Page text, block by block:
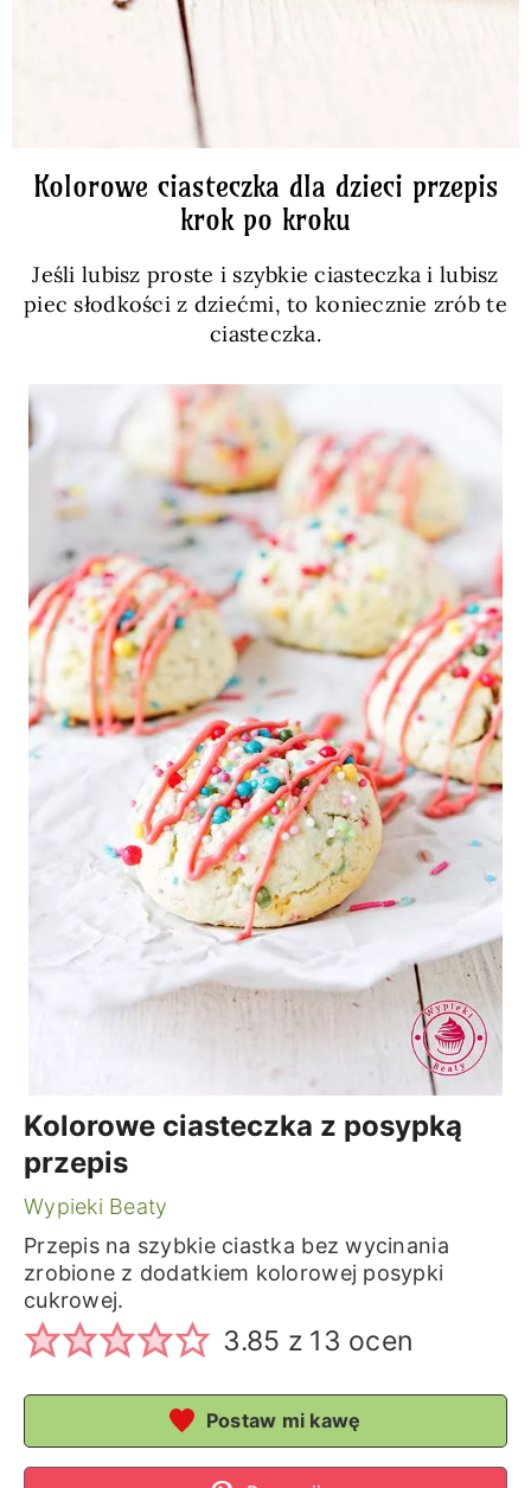
Kolorowe ciasteczka dla dzieci przepis
krok po kroku
Jeśli lubisz proste i szybkie ciasteczka i lubisz
piec słodkości z dziećmi, to koniecznie zrób te
ciasteczka.
Kolorowe ciasteczka z posypką
przepis
Wypieki Beaty
Przepis na szybkie ciastka bez wycinania
zrobione z dodatkiem kolorowej posypki
cukrowej.
3.85 z 13 ocen
Postaw mi kawę